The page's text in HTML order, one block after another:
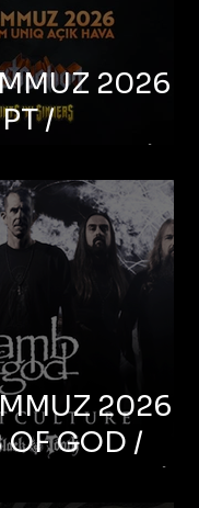
2026 –
/
/
‘N’
– İstanbul,
Uniq
2026 –
OF GOD /
CULTURE /